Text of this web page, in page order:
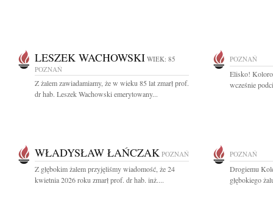
LESZEK WACHOWSKI WIEK: 85
POZNAŃ
Z żalem zawiadamiamy, że w wieku 85 lat zmarł prof.
dr hab. Leszek Wachowski emerytowany...
POZNAŃ
Elisko!
wcześnie
WŁADYSŁAW ŁAŃCZAK POZNAŃ
Z głębokim żalem przyjęliśmy wiadomość, że 24
kwietnia 2026 roku zmarł prof. dr hab. inż....
POZNAŃ
Drogiemu
głębokiego